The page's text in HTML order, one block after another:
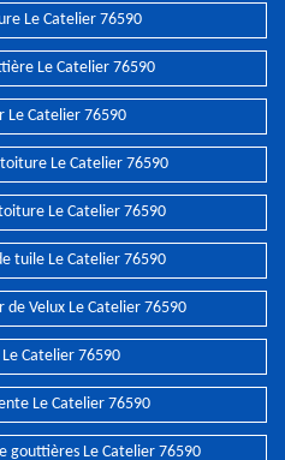
Le Catelier 76590
Le Catelier 76590
Le Catelier 76590
Le Catelier 76590
Le Catelier 76590
tuile Le Catelier 76590
Velux Le Catelier 76590
Catelier 76590
Le Catelier 76590
gouttières Le Catelier 76590